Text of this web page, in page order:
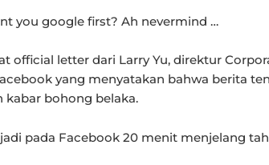
you google first? Ah nevermind …
official letter dari Larry Yu, direktur
yang menyatakan bahwa berita
kabar bohong belaka.
pada Facebook 20 menit menjelang